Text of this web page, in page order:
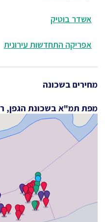
אשדר בוטיק
אפריקה התחדשות עירונית
מחירים בשכונה
מפת תמ"א בשכונת הגפן,